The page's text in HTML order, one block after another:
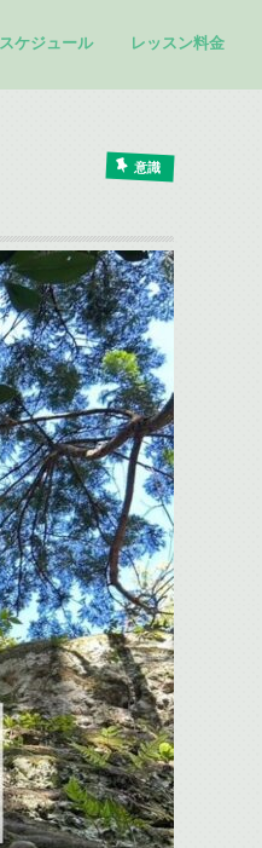
スケジュール レッスン料金
意識